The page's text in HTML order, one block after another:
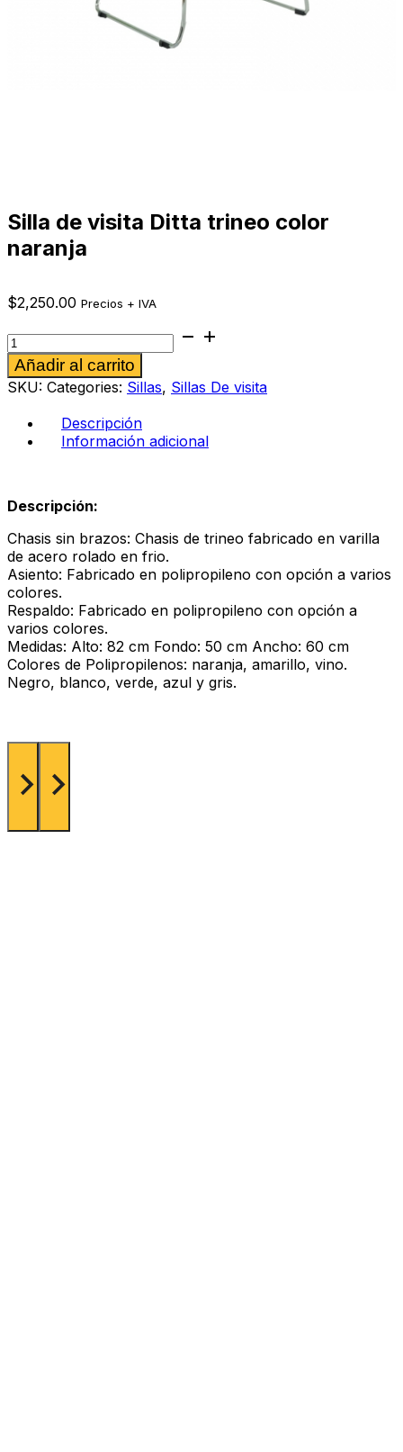
Silla de visita Ditta trineo color
naranja
$2,250.00 Precios + IVA
Silla
de
visita
Ditta
trineo
naranja
cantidad
Añadir al carrito
SKU: Categories: Sillas, Sillas De visita
Descripción
Información adicional
Descripción:
Chasis sin brazos: Chasis de trineo fabricado en varilla
de acero rolado en frio.
Asiento: Fabricado en polipropileno con opción a varios
colores.
Respaldo: Fabricado en polipropileno con opción a
varios colores.
Medidas: Alto: 82 cm Fondo: 50 cm Ancho: 60 cm
Colores de Polipropilenos: naranja, amarillo, vino.
Negro, blanco, verde, azul y gris.